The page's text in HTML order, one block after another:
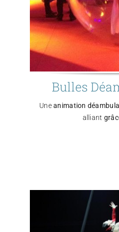
Bulles
Uneanimation
alliant